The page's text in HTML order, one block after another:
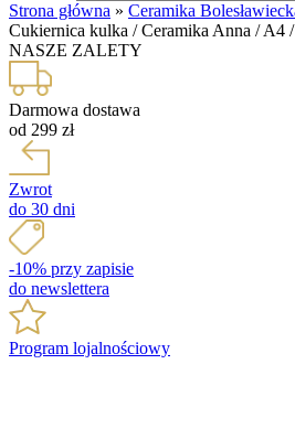
Strona główna » Ceramika
Cukiernica kulka / Ceramika Anna / A4 /
NASZE ZALETY
Darmowa dostawa
od 299 zł
Zwrot
do 30 dni
-10% przy zapisie
do newslettera
Program lojalnościowy